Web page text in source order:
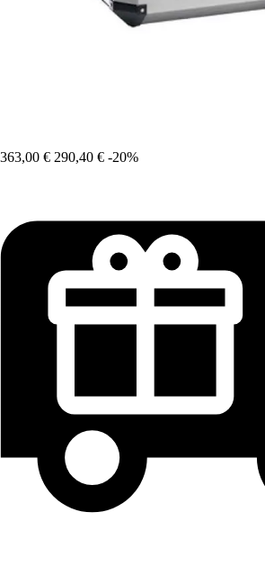
363,00 € 290,40 € -20%